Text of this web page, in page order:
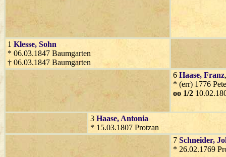
1 Klesse, Sohn
* 06.03.1847 Baumgarten
† 06.03.1847 Baumgarten
6 Haase, Franz
* (err) 1776
oo 1/2
3 Haase, Antonia
* 15.03.1807 Protzan
7 Schneider,
* 26.02.1769